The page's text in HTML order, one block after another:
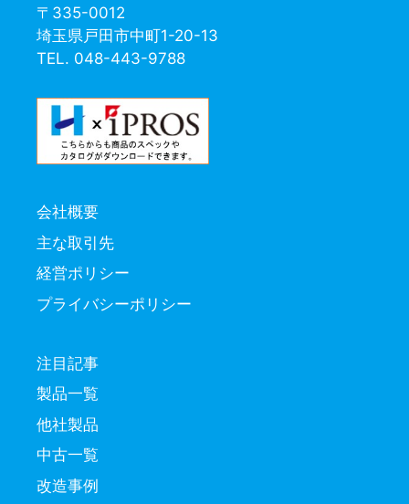
〒335-0012
埼玉県戸田市中町1-20-13
TEL. 048-443-9788
会社概要
主な取引先
経営ポリシー
プライバシーポリシー
注目記事
製品一覧
他社製品
中古一覧
改造事例